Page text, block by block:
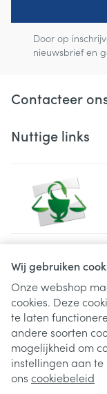
Wij gebruiken
Onze webshop
cookies. Deze
te laten
andere soorten
mogelijkheid om
instellingen aan
ons cookiebeleid
Door op
nieuwsbrief en
Contacteer
Nuttige links
Juridische links